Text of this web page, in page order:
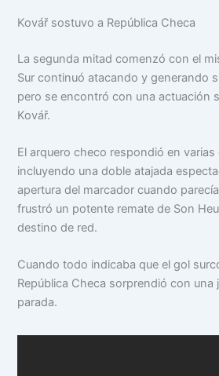
Kovář sostuvo a República Checa
La segunda mitad comenzó con el
Sur continuó atacando y generando
pero se encontró con una actuación
Kovář.
El arquero checo respondió en
incluyendo una doble atajada
apertura del marcador cuando
frustró un potente remate de Son
destino de red.
Cuando todo indicaba que el gol
República Checa sorprendió con una
parada.